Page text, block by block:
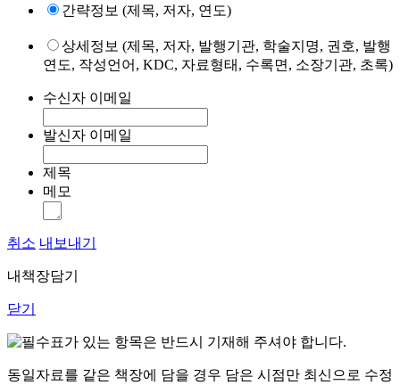
간략정보 (제목, 저자, 연도)
상세정보 (제목, 저자, 발행기관, 학술지명, 권호, 발행
연도, 작성언어, KDC, 자료형태, 수록면, 소장기관, 초록)
수신자 이메일
발신자 이메일
제목
메모
취소 내보내기
내책장담기
닫기
표가 있는 항목은 반드시 기재해 주셔야 합니다.
동일자료를 같은 책장에 담을 경우 담은 시점만 최신으로 수정